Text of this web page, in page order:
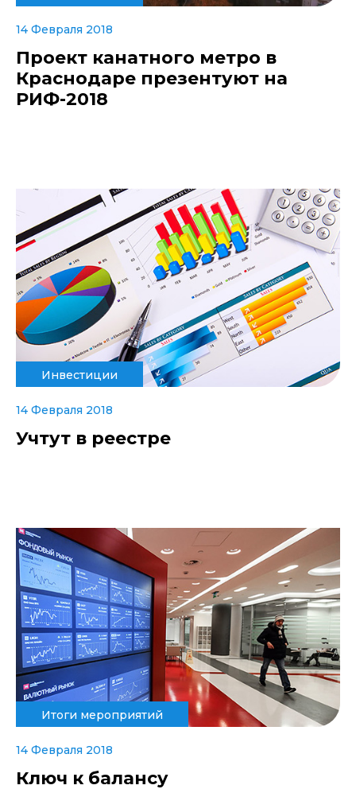
14 Февраля 2018
Проект канатного метро в
Краснодаре презентуют на
РИФ-2018
Инвестиции
14 Февраля 2018
Учтут в реестре
Итоги мероприятий
14 Февраля 2018
Ключ к балансу